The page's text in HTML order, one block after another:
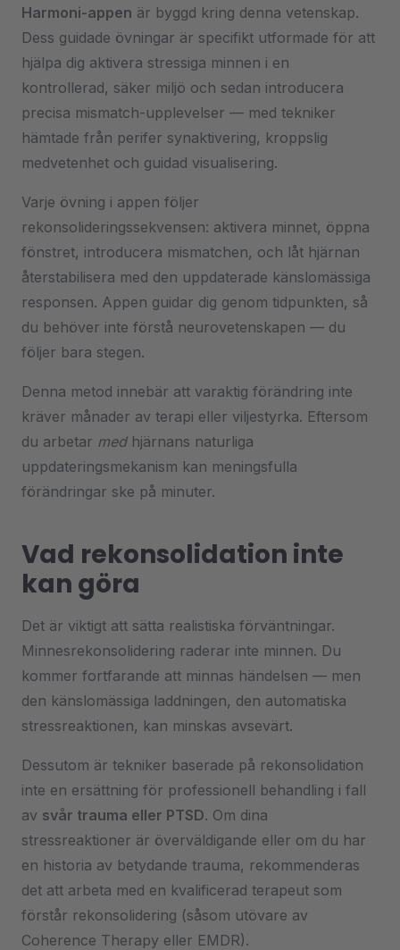
Harmoni-appen är byggd kring denna vetenskap.
Dess guidade övningar är specifikt utformade för att
hjälpa dig aktivera stressiga minnen i en
kontrollerad, säker miljö och sedan introducera
precisa mismatch-upplevelser — med tekniker
hämtade från perifer synaktivering, kroppslig
medvetenhet och guidad visualisering.
Varje övning i appen följer
rekonsolideringssekvensen: aktivera minnet, öppna
fönstret, introducera mismatchen, och låt hjärnan
återstabilisera med den uppdaterade känslomässiga
responsen. Appen guidar dig genom tidpunkten, så
du behöver inte förstå neurovetenskapen — du
följer bara stegen.
Denna metod innebär att varaktig förändring inte
kräver månader av terapi eller viljestyrka. Eftersom
du arbetar medhjärnans naturliga
uppdateringsmekanism kan meningsfulla
förändringar ske på minuter.
Vad rekonsolidation inte
kan göra
Det är viktigt att sätta realistiska förväntningar.
Minnesrekonsolidering raderar inte minnen. Du
kommer fortfarande att minnas händelsen — men
den känslomässiga laddningen, den automatiska
stressreaktionen, kan minskas avsevärt.
Dessutom är tekniker baserade på rekonsolidation
inte en ersättning för professionell behandling i fall
av svår trauma eller PTSD. Om dina
stressreaktioner är överväldigande eller om du har
en historia av betydande trauma, rekommenderas
det att arbeta med en kvalificerad terapeut som
förstår rekonsolidering (såsom utövare av
Coherence Therapy eller EMDR).